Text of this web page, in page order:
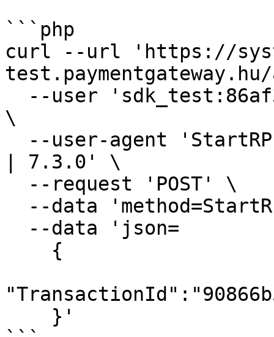
```php
curl --url 'https://
\
| 7.3.0' \